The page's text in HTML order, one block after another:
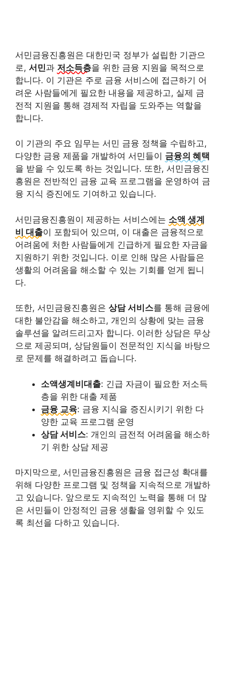
서민금융진흥원은 대한민국 정부가 설립한 기관으
로, 서민과 저소득층을 위한 금융 지원을 목적으로
합니다. 이 기관은 주로 금융 서비스에 접근하기 어
려운 사람들에게 필요한 내용을 제공하고, 실제 금
전적 지원을 통해 경제적 자립을 도와주는 역할을
합니다.
이 기관의 주요 임무는 서민 금융 정책을 수립하고,
다양한 금융 제품을 개발하여 서민들이 금융의 혜택
을 받을 수 있도록 하는 것입니다. 또한, 서민금융진
흥원은 전반적인 금융 교육 프로그램을 운영하여 금
융 지식 증진에도 기여하고 있습니다.
서민금융진흥원이 제공하는 서비스에는 소액 생계
비 대출이 포함되어 있으며, 이 대출은 금융적으로
어려움에 처한 사람들에게 긴급하게 필요한 자금을
지원하기 위한 것입니다. 이로 인해 많은 사람들은
생활의 어려움을 해소할 수 있는 기회를 얻게 됩니
다.
또한, 서민금융진흥원은 상담 서비스를 통해 금융에
대한 불안감을 해소하고, 개인의 상황에 맞는 금융
솔루션을 알려드리고자 합니다. 이러한 상담은 무상
으로 제공되며, 상담원들이 전문적인 지식을 바탕으
로 문제를 해결하려고 돕습니다.
소액생계비대출: 긴급 자금이 필요한 저소득
층을 위한 대출 제품
금융 교육: 금융 지식을 증진시키기 위한 다
양한 교육 프로그램 운영
상담 서비스: 개인의 금전적 어려움을 해소하
기 위한 상담 제공
마지막으로, 서민금융진흥원은 금융 접근성 확대를
위해 다양한 프로그램 및 정책을 지속적으로 개발하
고 있습니다. 앞으로도 지속적인 노력을 통해 더 많
은 서민들이 안정적인 금융 생활을 영위할 수 있도
록 최선을 다하고 있습니다.